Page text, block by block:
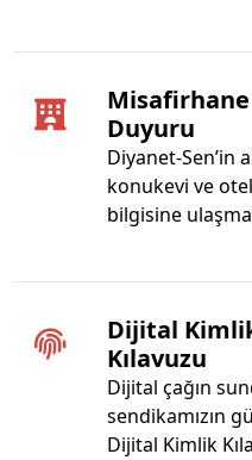
Misafirhane
Duyuru
Diyanet-Sen’in
konukevi ve
bilgisine
Dijital
Kılavuzu
Dijital çağın
sendikamızın
Dijital Kimlik